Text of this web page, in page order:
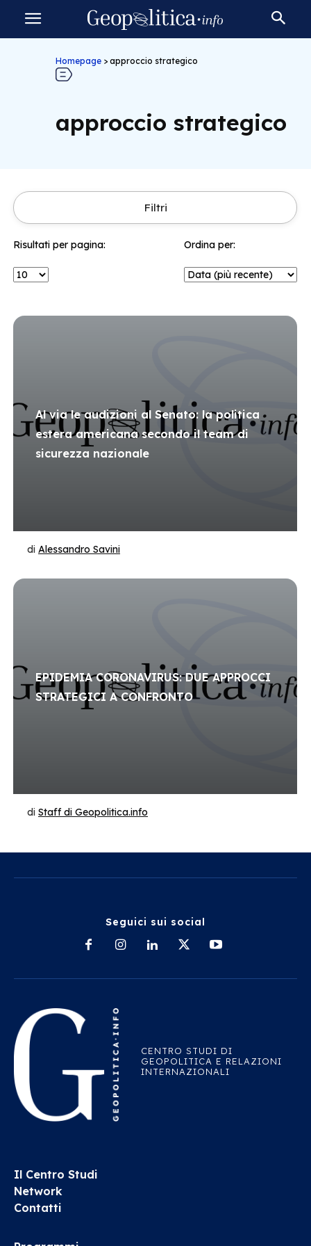
Homepage > approccio strategico
approccio strategico
Filtri
Risultati per pagina: Ordina per:
Al via le audizioni al Senato: la politica
estera americana secondo il team di
sicurezza nazionale
di Alessandro Savini
EPIDEMIA CORONAVIRUS: DUE APPROCCI
STRATEGICI A CONFRONTO
di Staff di Geopolitica.info
Seguici sui social
CENTRO STUDI DI
GEOPOLITICA E RELAZIONI
INTERNAZIONALI
Il Centro Studi
Network
Contatti